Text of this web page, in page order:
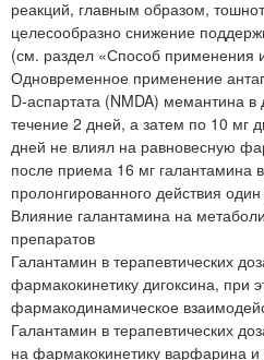
реакций, главным образом,
целесообразно снижение
(см. раздел «Способ применения
Одновременное применение
D-аспартата (NMDA) мемантина в
течение 2 дней, а затем по 10 мг
дней не влиял на равновесную
после приема 16 мг галантамина
пролонгированного действия один
Влияние галантамина на
препаратов
Галантамин в терапевтических
фармакокинетику дигоксина, при
фармакодинамическое
Галантамин в терапевтических
на фармакокинетику варфарина